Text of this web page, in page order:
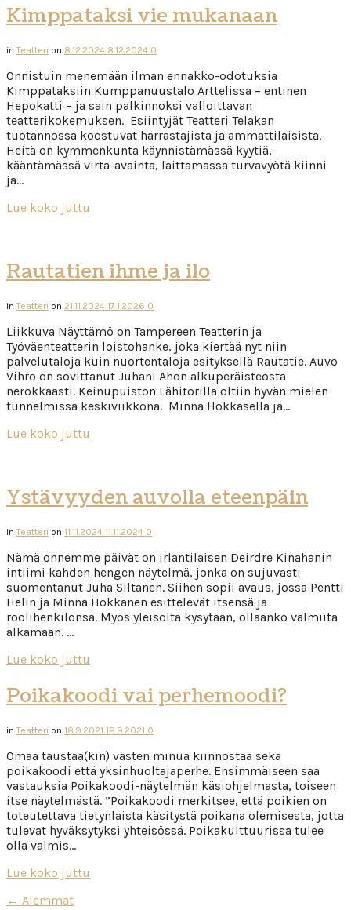
Kimppataksi vie mukanaan
inTeatteri on 8.12.2024 8.12.2024 0
Onnistuin menemään ilman ennakko-odotuksia
Kimppataksiin Kumppanuustalo Arttelissa – entinen
Hepokatti – ja sain palkinnoksi valloittavan
teatterikokemuksen. Esiintyjät Teatteri Telakan
tuotannossa koostuvat harrastajista ja ammattilaisista.
Heitä on kymmenkunta käynnistämässä kyytiä,
kääntämässä virta-avainta, laittamassa turvavyötä kiinni
ja…
Lue koko juttu
Rautatien ihme ja ilo
inTeatteri on 21.11.2024 17.1.2026 0
Liikkuva Näyttämö on Tampereen Teatterin ja
Työväenteatterin loistohanke, joka kiertää nyt niin
palvelutaloja kuin nuortentaloja esityksellä Rautatie. Auvo
Vihro on sovittanut Juhani Ahon alkuperäisteosta
nerokkaasti. Keinupuiston Lähitorilla oltiin hyvän mielen
tunnelmissa keskiviikkona. Minna Hokkasella ja…
Lue koko juttu
Ystävyyden auvolla eteenpäin
inTeatteri on 11.11.2024 11.11.2024 0
Nämä onnemme päivät on irlantilaisen Deirdre Kinahanin
intiimi kahden hengen näytelmä, jonka on sujuvasti
suomentanut Juha Siltanen. Siihen sopii avaus, jossa Pentti
Helin ja Minna Hokkanen esittelevät itsensä ja
roolihenkilönsä. Myös yleisöltä kysytään, ollaanko valmiita
alkamaan. …
Lue koko juttu
Poikakoodi vai perhemoodi?
inTeatteri on 18.9.2021 18.9.2021 0
Omaa taustaa(kin) vasten minua kiinnostaa sekä
poikakoodi että yksinhuoltajaperhe. Ensimmäiseen saa
vastauksia Poikakoodi-näytelmän käsiohjelmasta, toiseen
itse näytelmästä. ”Poikakoodi merkitsee, että poikien on
toteutettava tietynlaista käsitystä poikana olemisesta, jotta
tulevat hyväksytyksi yhteisössä. Poikakulttuurissa tulee
olla valmis…
Lue koko juttu
← Aiemmat